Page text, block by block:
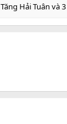
Tăng Hải Tuân và